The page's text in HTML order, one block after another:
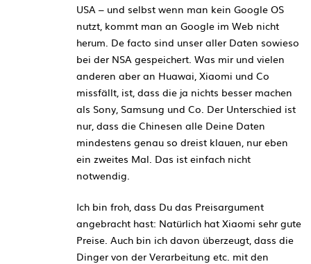
USA – und selbst wenn man kein Google OS
nutzt, kommt man an Google im Web nicht
herum. De facto sind unser aller Daten sowieso
bei der NSA gespeichert. Was mir und vielen
anderen aber an Huawai, Xiaomi und Co
missfällt, ist, dass die ja nichts besser machen
als Sony, Samsung und Co. Der Unterschied ist
nur, dass die Chinesen alle Deine Daten
mindestens genau so dreist klauen, nur eben
ein zweites Mal. Das ist einfach nicht
notwendig.
Ich bin froh, dass Du das Preisargument
angebracht hast: Natürlich hat Xiaomi sehr gute
Preise. Auch bin ich davon überzeugt, dass die
Dinger von der Verarbeitung etc. mit den